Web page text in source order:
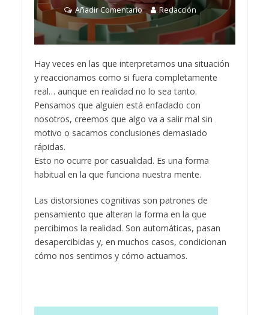
Añadir Comentario Redacción
Hay veces en las que interpretamos una situación
y reaccionamos como si fuera completamente
real… aunque en realidad no lo sea tanto.
Pensamos que alguien está enfadado con
nosotros, creemos que algo va a salir mal sin
motivo o sacamos conclusiones demasiado
rápidas.
Esto no ocurre por casualidad. Es una forma
habitual en la que funciona nuestra mente.
Las distorsiones cognitivas son patrones de
pensamiento que alteran la forma en la que
percibimos la realidad. Son automáticas, pasan
desapercibidas y, en muchos casos, condicionan
cómo nos sentimos y cómo actuamos.